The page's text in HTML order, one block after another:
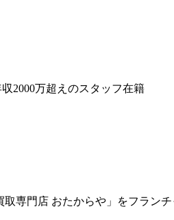
2000万超えのスタッフ在籍
取専門店 おたからや」をフラン